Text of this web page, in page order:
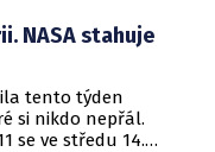
představila
první
kosmickou
NASA stahuje
tento týden
si nikdo nepřál.
se ve středu 14.